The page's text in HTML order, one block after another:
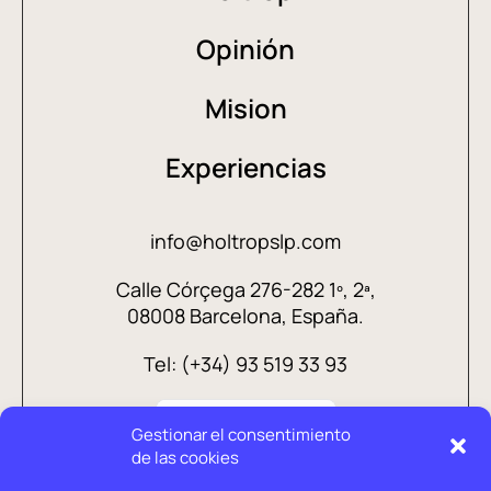
Gestionar el consentimiento
de las cookies
Opinión
Mision
Experiencias
info@holtropslp.com
Calle Córçega 276-282 1º, 2ª,
08008 Barcelona, España.
Tel: (+34) 93 519 33 93